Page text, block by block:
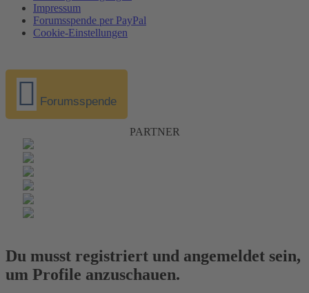
Impressum
Forumsspende per PayPal
Cookie-Einstellungen
Forumsspende
PARTNER
Du musst registriert und angemeldet sein,
um Profile anzuschauen.